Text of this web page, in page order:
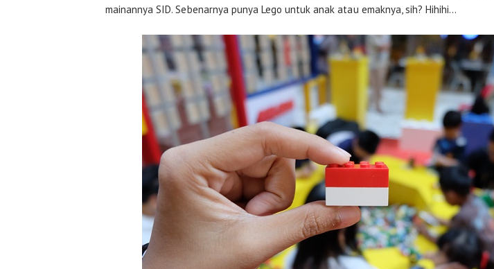
mainannya SID. Sebenarnya punya Lego untuk anak atau emaknya, sih? Hihihi…